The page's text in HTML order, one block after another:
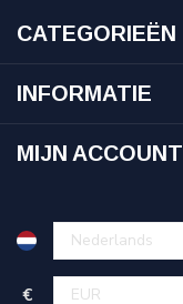
CATEGORIEËN
INFORMATIE
MIJN ACCOUNT
€